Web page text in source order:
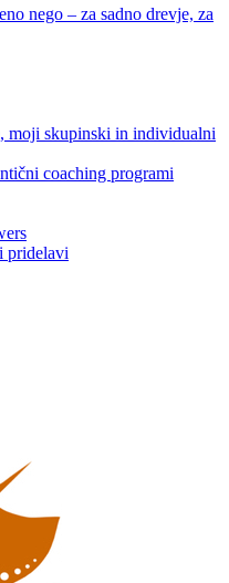
nego – za sadno drevje, za
moji skupinski in individualni
coaching programi
pridelavi